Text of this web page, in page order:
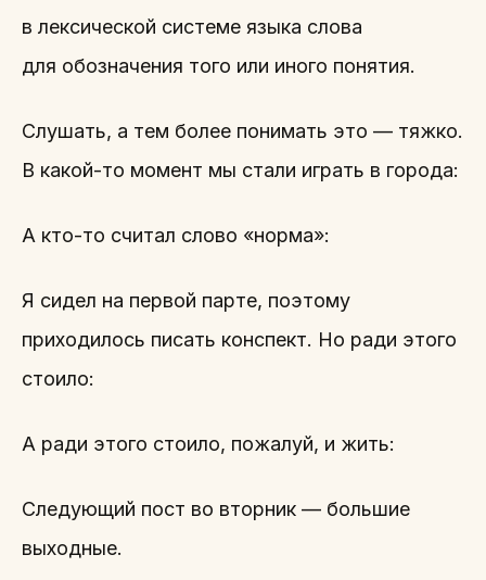
в лексической системе языка слова
для обозначения того или иного понятия.
Слушать, а тем более понимать это — тяжко.
В какой-то момент мы стали играть в города:
А кто-то считал слово «норма»:
Я сидел на первой парте, поэтому
приходилось писать конспект. Но ради этого
стоило:
А ради этого стоило, пожалуй, и жить:
Следующий пост во вторник — большие
выходные.